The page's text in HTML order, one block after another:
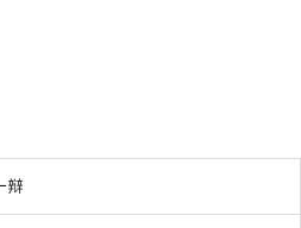
辩